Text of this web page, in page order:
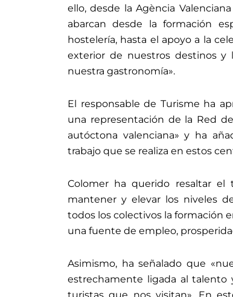
ello, desde la Agència
abarcan desde la formación
hostelería, hasta el apoyo a la
exterior de nuestros destinos y
nuestra gastronomía».
El responsable de Turisme ha
una representación de la Red
autóctona valenciana» y ha
trabajo que se realiza en estos
Colomer ha querido resaltar el
mantener y elevar los niveles
todos los colectivos la formación
una fuente de empleo,
Asimismo, ha señalado que
estrechamente ligada al talento